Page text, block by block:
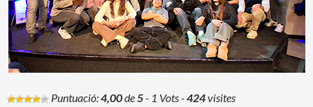
Puntuació:4,00de5- 1 Vots-424visites